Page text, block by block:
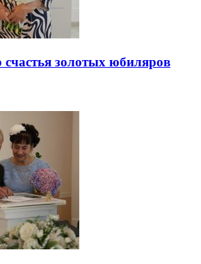
счастья золотых юбиляров